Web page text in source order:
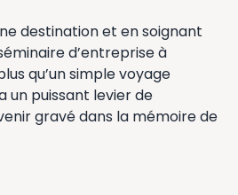
destination et en soignant
d’entreprise à
qu’un simple voyage
un puissant levier de
gravé dans la mémoire de